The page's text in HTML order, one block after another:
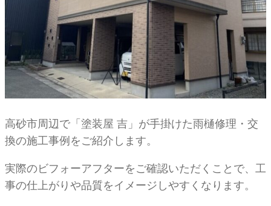
高砂市周辺で「塗装屋 吉」が手掛けた雨樋修理・交
換の施工事例をご紹介します。
実際のビフォーアフターをご確認いただくことで、工
事の仕上がりや品質をイメージしやすくなります。